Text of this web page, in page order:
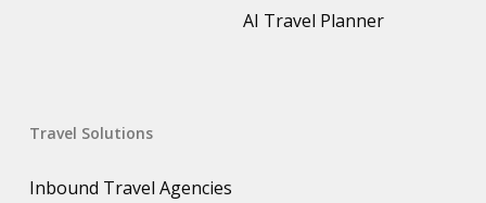
AI Travel Planner
Travel Solutions
Inbound Travel Agencies